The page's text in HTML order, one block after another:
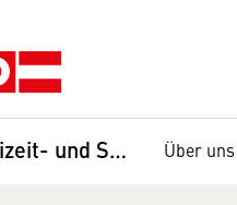
Freizeit- und Sportbetriebe, Fachverband Über uns